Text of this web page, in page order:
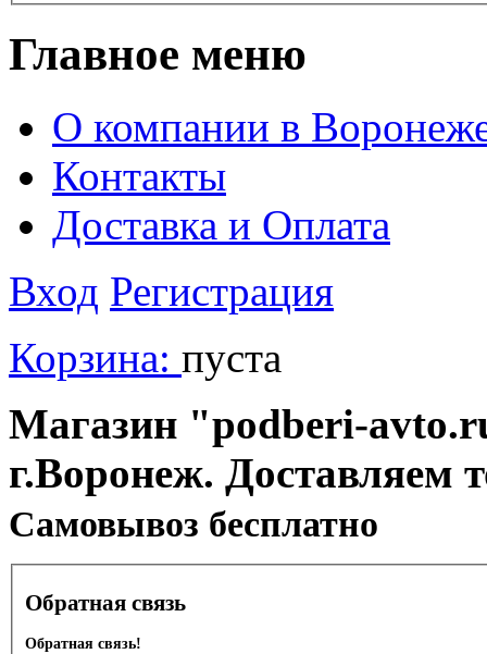
Главное меню
О компании в
Контакты
Доставка и Оплата
Вход Регистрация
Корзина: пуста
Магазин "podberi-
г.Воронеж. Доставляем
Cамовывоз бесплатно
Обратная связь
Обратная связь!